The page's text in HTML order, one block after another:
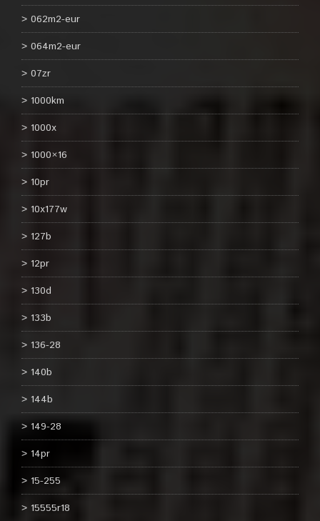
062m2-eur
064m2-eur
07zr
1000km
1000x
1000×16
10pr
10x177w
127b
12pr
130d
133b
136-28
140b
144b
149-28
14pr
15-255
15555r18